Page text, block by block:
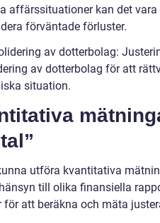
affärssituationer kan det
förväntade förluster.
av dotterbolag:
av dotterbolag för att
situation.
utföra kvantitativa
till olika finansiella
för att beräkna och mäta